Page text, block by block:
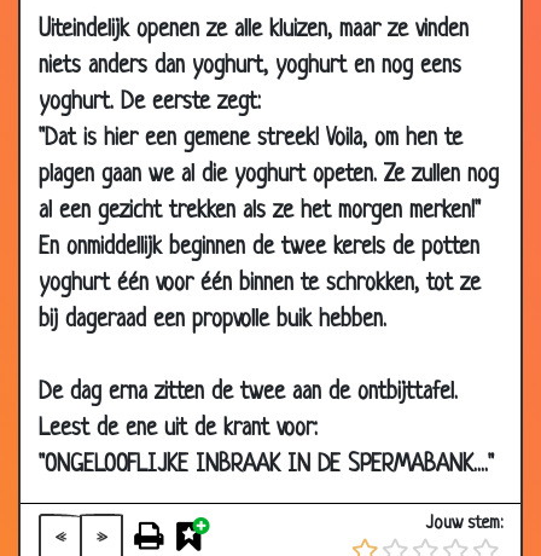
Uiteindelijk openen ze alle kluizen, maar ze vinden
niets anders dan yoghurt, yoghurt en nog eens
yoghurt. De eerste zegt:
"Dat is hier een gemene streek! Voila, om hen te
plagen gaan we al die yoghurt opeten. Ze zullen nog
al een gezicht trekken als ze het morgen merken!"
En onmiddellijk beginnen de twee kerels de potten
yoghurt één voor één binnen te schrokken, tot ze
bij dageraad een propvolle buik hebben.
De dag erna zitten de twee aan de ontbijttafel.
Leest de ene uit de krant voor:
"ONGELOOFLIJKE INBRAAK IN DE SPERMABANK...."
« »
Jouw stem:
2009
11 Jan
Parachute 3.47
10 Jan
Wouter Bos in de hel
06 Jan
2009
De scheiding 3.50
2008
Vrouwelijke hormonen
23 Dec
Spruiten smokkelen
22 Dec
2008
1 april grap
29 Nov
2008
Eikels 3.46
25 Nov
Ondeugende oma's 3.43